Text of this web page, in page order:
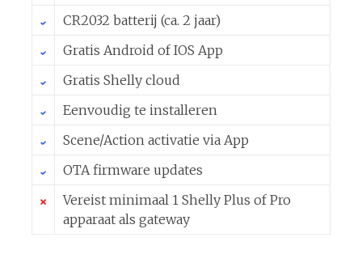
CR2032 batterij (ca. 2 jaar)
Gratis Android of IOS App
Gratis Shelly cloud
Eenvoudig te installeren
Scene/Action activatie via App
OTA firmware updates
Vereist minimaal 1 Shelly Plus of Pro
apparaat als gateway